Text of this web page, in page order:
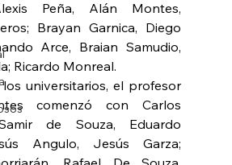
Peña, Alán Montes,
Brayan Garnica, Diego
Arce, Braian Samudio,
Ricardo Monreal.
universitarios, el profesor
comenzó con Carlos
de Souza, Eduardo
Angulo, Jesús Garza;